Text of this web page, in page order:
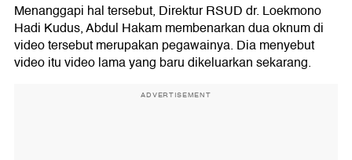
Menanggapi hal tersebut, Direktur RSUD dr. Loekmono
Hadi Kudus, Abdul Hakam membenarkan dua oknum di
video tersebut merupakan pegawainya. Dia menyebut
video itu video lama yang baru dikeluarkan sekarang.
ADVERTISEMENT